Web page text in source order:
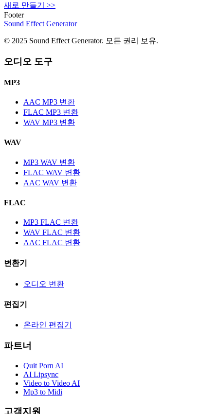
새로 만들기
>>
Footer
Sound Effect Generator
© 2025 Sound Effect Generator. 모든 권리 보유.
오디오 도구
MP3
AAC MP3 변환
FLAC MP3 변환
WAV MP3 변환
WAV
MP3 WAV 변환
FLAC WAV 변환
AAC WAV 변환
FLAC
MP3 FLAC 변환
WAV FLAC 변환
AAC FLAC 변환
변환기
오디오 변환
편집기
온라인 편집기
파트너
Quit Porn AI
AI Lipsync
Video to Video AI
Mp3 to Midi
고객지원